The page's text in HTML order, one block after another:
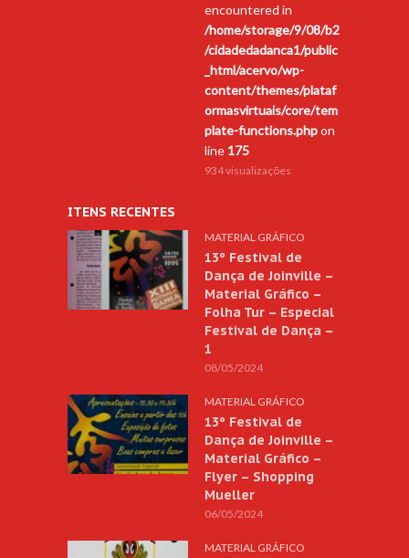
encountered in
/home/storage/9/08/b2
/cidadedadanca1/public
_html/acervo/wp-
content/themes/plataf
ormasvirtuais/core/tem
plate-functions.phpon
line 175
934 visualizações
ITENS RECENTES
MATERIAL GRÁFICO
13º Festival de
Dança de Joinville –
Material Gráfico –
Folha Tur – Especial
Festival de Dança –
1
08/05/2024
MATERIAL GRÁFICO
13º Festival de
Dança de Joinville –
Material Gráfico –
Flyer – Shopping
Mueller
06/05/2024
MATERIAL GRÁFICO